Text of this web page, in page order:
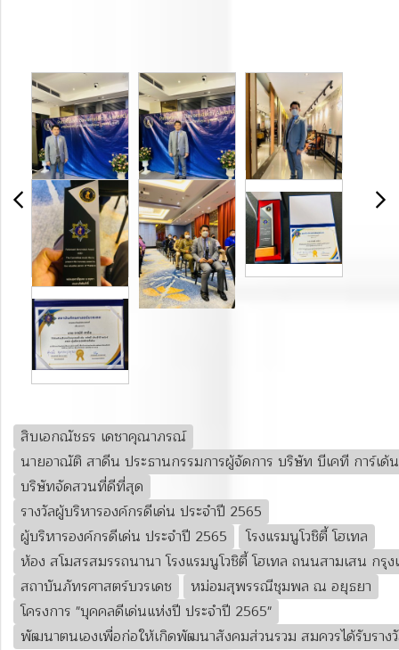
สิบเอกณัชธร เดชาคุณาภรณ์
นายอาณัติ สาดีน ประธานกรรมการผู้จัดการ บริษัท บีเคที การ์เด้
บริษัทจัดสวนที่ดีที่สุด
รางวัลผู้บริหารองค์กรดีเด่น ประจำปี 2565
ผู้บริหารองค์กรดีเด่น ประจำปี 2565
โรงแรมนูโวชิตี้ โฮเทล
ห้อง สโมสรสมรรถนานา โรงแรมนูโวชิตี้ โฮเทล ถนนสามเสน กรุ
สถาบันภัทรศาสตร์บวรเดช
หม่อมสุพรรณีชุมพล ณ อยุธยา
โครงการ "บุคคลดีเด่นแห่งปี ประจำปี 2565"
พัฒนาตนเองเพื่อก่อให้เกิดพัฒนาสังคมส่วนรวม สมควรได้รับรา